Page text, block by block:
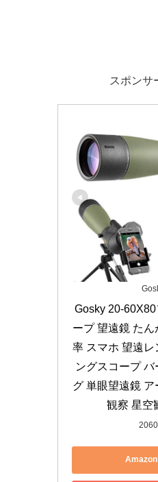
スポンサ
Gosky 20-
ープ 望遠鏡 た
率 スマホ 望遠レ
ングスコープ
グ 単眼望遠鏡
観察 星空
Amazon